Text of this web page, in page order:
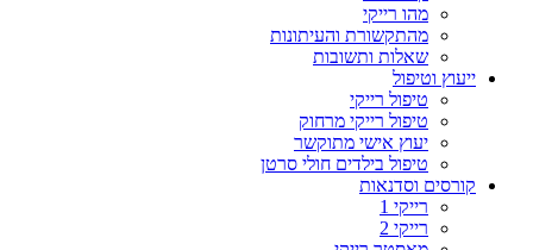
מהו רייקי
מהתקשורת והעיתונות
שאלות ותשובות
ייעוץ וטיפול
טיפול רייקי
טיפול רייקי מרחוק
יעוץ אישי מתוקשר
טיפול בילדים חולי סרטן
קורסים וסדנאות
רייקי 1
רייקי 2